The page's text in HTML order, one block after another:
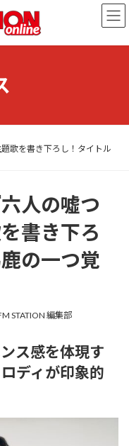
歌を書き下ろし！タイトル
人の噓つ
書き下ろ
の一つ覚
STATION 編集部
ス感を体現す
ディが印象的